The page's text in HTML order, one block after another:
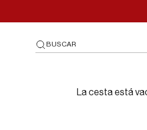
BUSCAR
La cesta está